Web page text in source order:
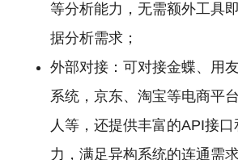
等分析能力，无需额外工具
据分析需求；
外部对接：可对接金蝶、用
系统，京东、淘宝等电商平
人等，还提供丰富的API接
力，满足异构系统的连通需求